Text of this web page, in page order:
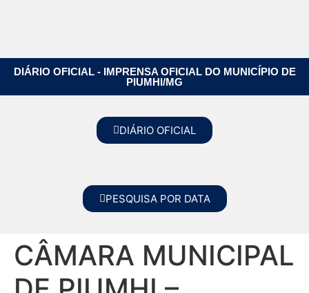
DIÁRIO OFICIAL - IMPRENSA OFICIAL DO MUNICÍPIO DE
PIUMHI/MG
DIÁRIO OFICIAL
PESQUISA POR DATA
CÂMARA MUNICIPAL